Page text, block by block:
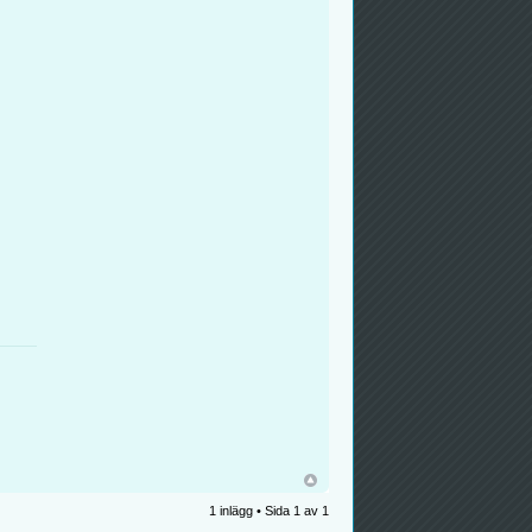
1 inlägg • Sida 1 av 1